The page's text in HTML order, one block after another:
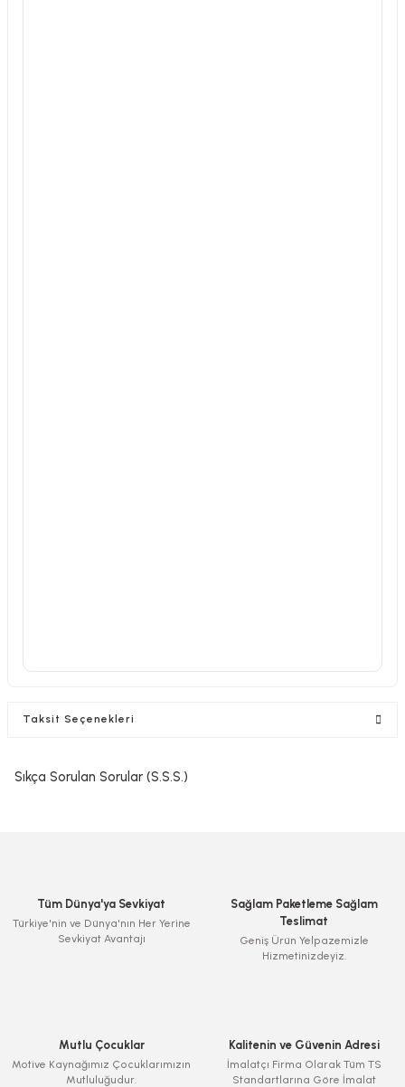
Taksit Seçenekleri
Sıkça Sorulan Sorular (S.S.S.)
Tüm Dünya'ya Sevkiyat
Türkiye'nin ve Dünya'nın Her Yerine
Sevkiyat Avantajı
Sağlam Paketleme Sağlam
Teslimat
Geniş Ürün Yelpazemizle
Hizmetinizdeyiz.
Mutlu Çocuklar
Motive Kaynağımız Çocuklarımızın
Mutluluğudur.
Kalitenin ve Güvenin Adresi
İmalatçı Firma Olarak Tüm TS
Standartlarına Göre İmalat